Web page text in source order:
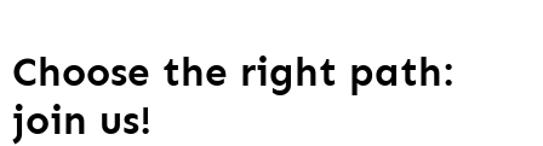
Choose the right path:
join us!